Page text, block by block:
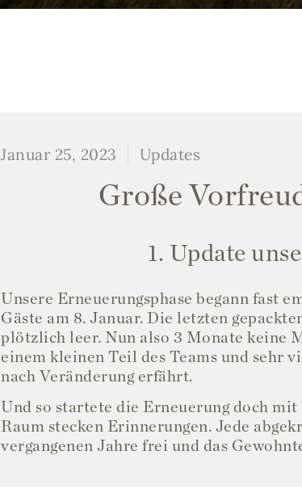
Januar 25, 2023 Updates
Große
1. Update
Unsere Erneuerungsphase begann fast
Gäste am 8. Januar. Die letzten
plötzlich leer. Nun also 3 Monate keine
einem kleinen Teil des Teams und sehr
nach Veränderung erfährt.
Und so startete die Erneuerung doch
Raum stecken Erinnerungen. Jede
vergangenen Jahre frei und das